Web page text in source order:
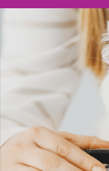
Для
Для
Часто